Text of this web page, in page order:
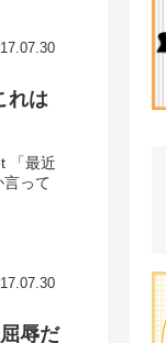
れは
「最近
って
辱だ